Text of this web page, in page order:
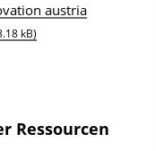
austria
kB)
Ressourcen